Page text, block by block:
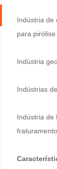
Indústria de
para
Indústria
Indústrias
Indústria de
fraturamento.